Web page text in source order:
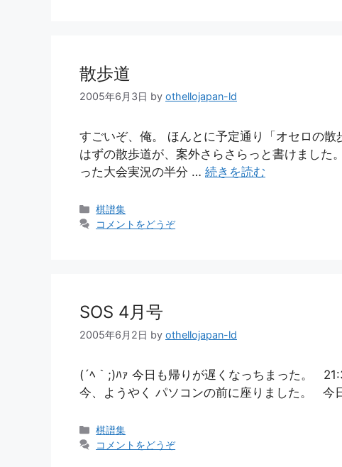
散歩道
2005年6月3日 by othellojapan-ld
すごいぞ、俺。 ほんとに予定通り「オセロの
はずの散歩道が、案外さらさらっと書けまし
った大会実況の半分 … 続きを読む
カ
テ
棋譜集
コメントをどうぞ
SOS 4月号
2005年6月2日 by othellojapan-ld
(´ﾍ｀;)ﾊｧ 今日も帰りが遅くなっちまった。
今、ようやく パソコンの前に座りました。 今
カ
テ
棋譜集
コメントをどうぞ